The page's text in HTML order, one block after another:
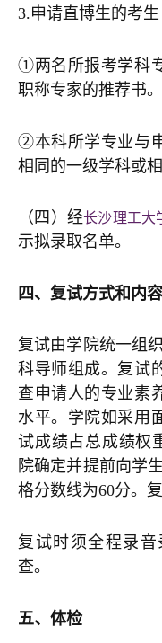
3.申请直博生的考生
①两名所报考学科
职称专家的推荐书。
②本科所学专业与
相同的一级学科或相
（四）经长沙理工大
示拟录取名单。
四、复试方式和内容
复试由学院统一组
科导师组成。复试
查申请人的专业素
水平。学院如采用
试成绩占总成绩权
院确定并提前向学
格分数线为60分。
复试时须全程录
查。
五、体检